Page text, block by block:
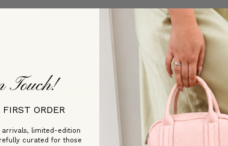
Customer Reviews
Be the first to write a review
Touch!
ORDER
limited-edition
curated for those